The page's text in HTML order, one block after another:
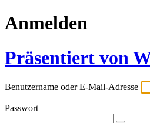
Anmelden
Präsentiert von
Benutzername oder E-Mail-Adresse
Passwort